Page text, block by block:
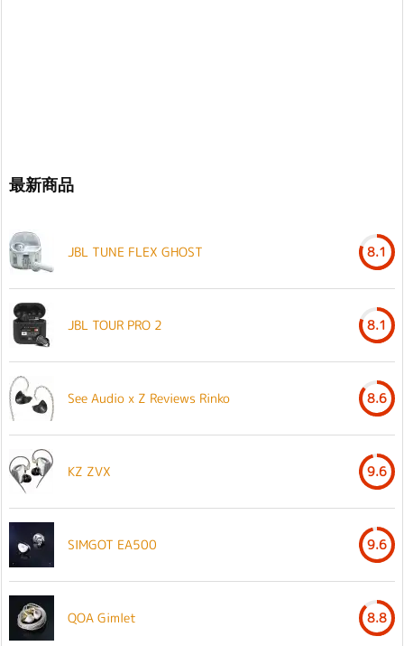
最新商品
JBL TUNE FLEX GHOST 8.1
JBL TOUR PRO 2 8.1
See Audio x Z Reviews Rinko 8.6
KZ ZVX 9.6
SIMGOT EA500 9.6
QOA Gimlet 8.8